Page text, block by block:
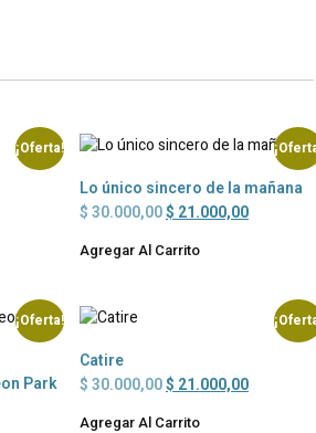
¡Oferta!
Lo único sincero de la mañana
$ 30.000,00$ 21.000,00
Agregar Al Carrito
¡Oferta!
Park
Catire
$ 30.000,00$ 21.000,00
Agregar Al Carrito